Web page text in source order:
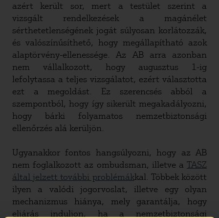
azért került sor, mert a testület szerint a
vizsgált rendelkezések a magánélet
sérthetetlenségének jogát súlyosan korlátozzák,
és valószínűsíthető, hogy megállapítható azok
alaptörvény-ellenessége. Az AB arra azonban
nem vállalkozott, hogy augusztus 1-ig
lefolytassa a teljes vizsgálatot, ezért választotta
ezt a megoldást. Ez szerencsés abból a
szempontból, hogy így sikerült megakadályozni,
hogy bárki folyamatos nemzetbiztonsági
ellenőrzés alá kerüljön.
Ugyanakkor fontos hangsúlyozni, hogy az AB
nem foglalkozott az ombudsman, illetve a TASZ
által jelzett további problémákkal. Többek között
ilyen a valódi jogorvoslat, illetve egy olyan
mechanizmus hiánya, mely garantálja, hogy
eljárás induljon, ha a nemzetbiztonsági